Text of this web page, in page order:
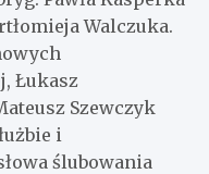
Walczuka.
Łukasz
Szewczyk
i
ślubowania